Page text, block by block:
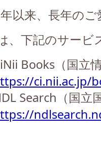
以来、長年の
、下記のサービ
Books（国立
ci.nii.ac.jp/
Search（国立